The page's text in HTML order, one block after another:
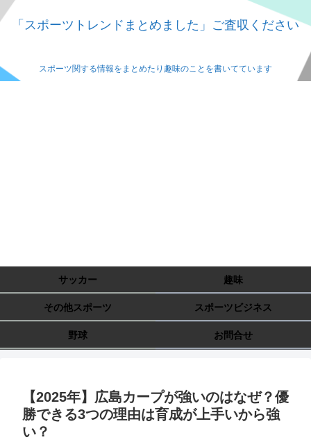
「スポーツトレンドまとめました」ご査収ください
スポーツ関する情報をまとめたり趣味のことを書いてています
サッカー 趣味
その他スポーツ スポーツビジネス
野球 お問合せ
【2025年】広島カープが強いのはなぜ？優
勝できる3つの理由は育成が上手いから強
い？